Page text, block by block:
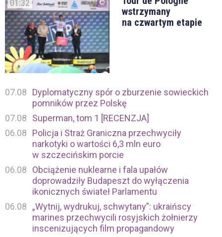
01:32
wstrzymany
na czwartym etapie
07.08
Dyplomatyczny spór o zburzenie sowieckich
pomników przez Polskę
07.08
Superman, tom 1 [RECENZJA]
06.08
Policja i Straż Graniczna przechwyciły
narkotyki o wartości 6,3 mln euro
w szczecińskim porcie
06.08
Obciążenie nuklearne i fala upałów
doprowadziły Budapeszt do wyłączenia
ikonicznych świateł Parlamentu
06.08
„Wytnij, wydrukuj, schwytany”: ukraińscy
marines przechwycili rosyjskich żołnierzy
inscenizujących film propagandowy